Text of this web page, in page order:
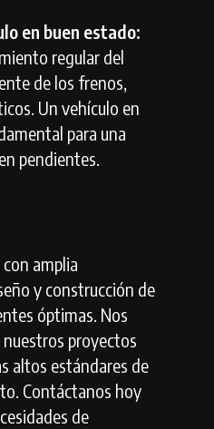
en buen estado:
regular del
de los frenos,
Un vehículo en
para una
pendientes.
amplia
y construcción de
óptimas. Nos
proyectos
altos estándares de
Contáctanos hoy
de